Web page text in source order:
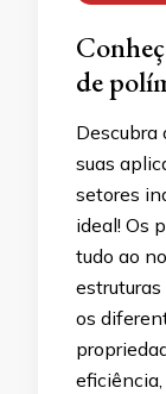
de
Descubra
suas
setores
ideal! Os
tudo ao
os